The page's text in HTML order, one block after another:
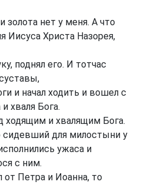
золота нет у меня. А что
Иисуса Христа Назорея,
поднял его. И тотчас
и начал ходить и вошел с
хваля Бога.
ходящим и хвалящим Бога.
сидевший для милостыни у
ужаса и
с ним.
от Петра и Иоанна, то